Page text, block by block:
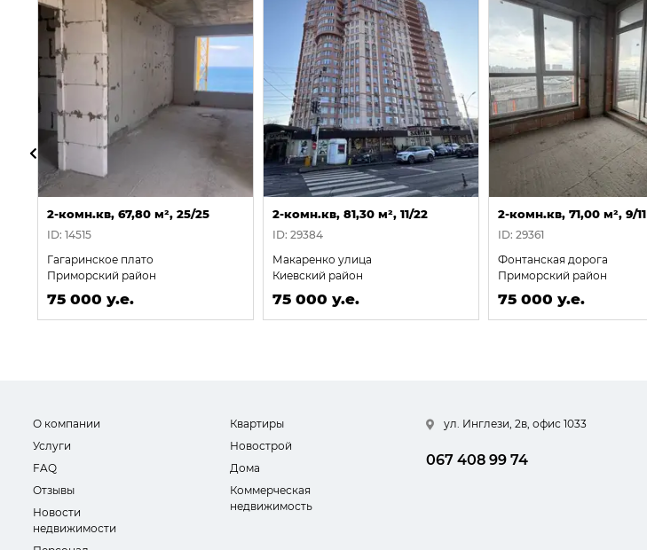
2-комн.кв, 67,80 м², 25/25
ID: 14515
Гагаринское плато
Приморский район
75 000 у.е.
2-комн.кв, 81,30 м², 11/22
ID: 29384
Макаренко улица
Киевский район
75 000 у.е.
2-комн.кв, 71,00 м², 9/11
ID: 29361
Фонтанская дорога
Приморский район
75 000 у.е.
О компании
Услуги
FAQ
Отзывы
Новости
недвижимости
Квартиры
Новострой
Дома
Коммерческая
недвижимость
ул. Инглези, 2в, офис 1033
067 408 99 74